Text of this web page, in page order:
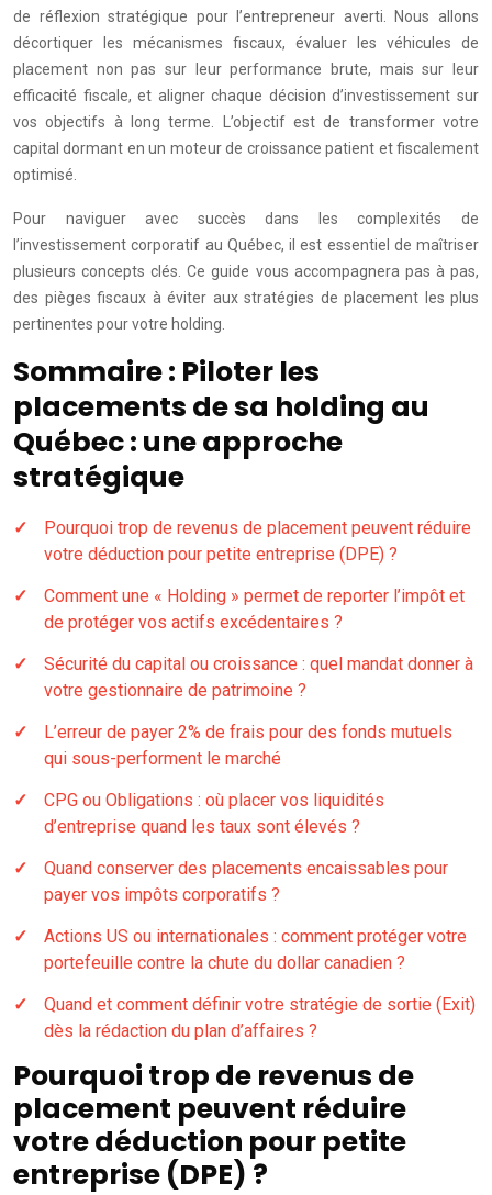
de réflexion stratégique pour l’entrepreneur averti. Nous allons
décortiquer les mécanismes fiscaux, évaluer les véhicules de
placement non pas sur leur performance brute, mais sur leur
efficacité fiscale, et aligner chaque décision d’investissement sur
vos objectifs à long terme. L’objectif est de transformer votre
capital dormant en un moteur de croissance patient et fiscalement
optimisé.
Pour naviguer avec succès dans les complexités de
l’investissement corporatif au Québec, il est essentiel de maîtriser
plusieurs concepts clés. Ce guide vous accompagnera pas à pas,
des pièges fiscaux à éviter aux stratégies de placement les plus
pertinentes pour votre holding.
Sommaire : Piloter les
placements de sa holding au
Québec : une approche
stratégique
Pourquoi trop de revenus de placement peuvent réduire
votre déduction pour petite entreprise (DPE) ?
Comment une « Holding » permet de reporter l’impôt et
de protéger vos actifs excédentaires ?
Sécurité du capital ou croissance : quel mandat donner à
votre gestionnaire de patrimoine ?
L’erreur de payer 2% de frais pour des fonds mutuels
qui sous-performent le marché
CPG ou Obligations : où placer vos liquidités
d’entreprise quand les taux sont élevés ?
Quand conserver des placements encaissables pour
payer vos impôts corporatifs ?
Actions US ou internationales : comment protéger votre
portefeuille contre la chute du dollar canadien ?
Quand et comment définir votre stratégie de sortie (Exit)
dès la rédaction du plan d’affaires ?
Pourquoi trop de revenus de
placement peuvent réduire
votre déduction pour petite
entreprise (DPE) ?